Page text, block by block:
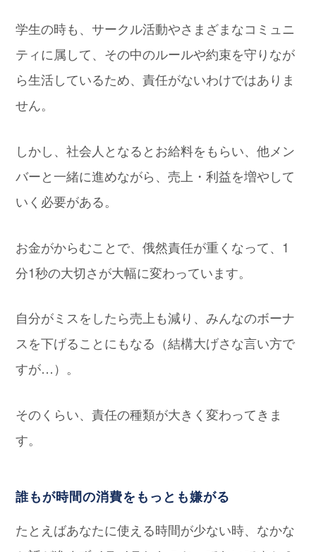
学生の時も、サークル活動やさまざまなコミュニ
ティに属して、その中のルールや約束を守りなが
ら生活しているため、責任がないわけではありま
せん。
しかし、社会人となるとお給料をもらい、他メン
バーと一緒に進めながら、売上・利益を増やして
いく必要がある。
お金がからむことで、俄然責任が重くなって、1
分1秒の大切さが大幅に変わっています。
自分がミスをしたら売上も減り、みんなのボーナ
スを下げることにもなる（結構大げさな言い方で
すが…）。
そのくらい、責任の種類が大きく変わってきま
す。
誰もが時間の消費をもっとも嫌がる
たとえばあなたに使える時間が少ない時、なかな